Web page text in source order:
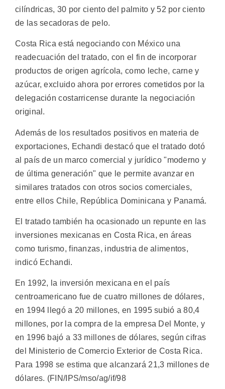
cilíndricas, 30 por ciento del palmito y 52 por ciento
de las secadoras de pelo.
Costa Rica está negociando con México una
readecuación del tratado, con el fin de incorporar
productos de origen agrícola, como leche, carne y
azúcar, excluido ahora por errores cometidos por la
delegación costarricense durante la negociación
original.
Además de los resultados positivos en materia de
exportaciones, Echandi destacó que el tratado dotó
al país de un marco comercial y jurídico "moderno y
de última generación" que le permite avanzar en
similares tratados con otros socios comerciales,
entre ellos Chile, República Dominicana y Panamá.
El tratado también ha ocasionado un repunte en las
inversiones mexicanas en Costa Rica, en áreas
como turismo, finanzas, industria de alimentos,
indicó Echandi.
En 1992, la inversión mexicana en el país
centroamericano fue de cuatro millones de dólares,
en 1994 llegó a 20 millones, en 1995 subió a 80,4
millones, por la compra de la empresa Del Monte, y
en 1996 bajó a 33 millones de dólares, según cifras
del Ministerio de Comercio Exterior de Costa Rica.
Para 1998 se estima que alcanzará 21,3 millones de
dólares. (FIN/IPS/mso/ag/if/98